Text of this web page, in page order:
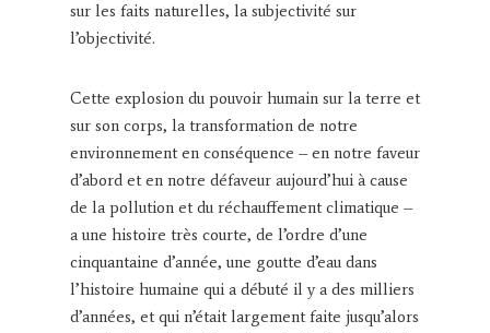
sur les faits naturelles, la subjectivité sur
l’objectivité.
Cette explosion du pouvoir humain sur la terre et
sur son corps, la transformation de notre
environnement en conséquence – en notre faveur
d’abord et en notre défaveur aujourd’hui à cause
de la pollution et du réchauffement climatique –
a une histoire très courte, de l’ordre d’une
cinquantaine d’année, une goutte d’eau dans
l’histoire humaine qui a débuté il y a des milliers
d’années, et qui n’était largement faite jusqu’alors